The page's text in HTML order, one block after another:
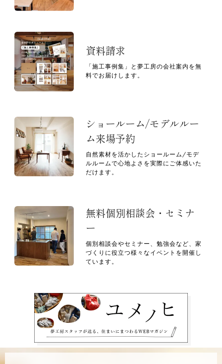
資料請求
「施工事例集」と夢工房の会社案内を無
料でお届けします。
ショールーム/モデルルー
ム来場予約
自然素材を活かしたショールーム/モデ
ルルームで心地よさを実際にご体感いた
だけます。
無料個別相談会・セミナ
ー
個別相談会やセミナー、勉強会など、家
づくりに役立つ様々なイベントを開催し
ています。